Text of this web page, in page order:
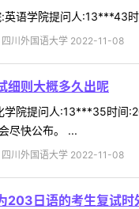
英语学院提问人:13***43
四川外国语大学 2022-11-08
细则大概多久出呢
学院提问人:13***35时间
尽快公布。 ...
四川外国语大学 2022-11-08
203日语的考生复试时